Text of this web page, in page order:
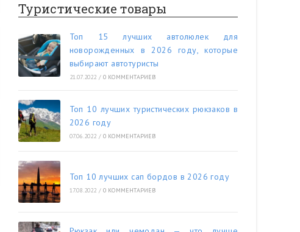
Туристические товары
Топ 15 лучших автолюлек для
новорожденных в 2026 году, которые
выбирают автотуристы
21.07.2022 / 0 КОММЕНТАРИЕВ
Топ 10 лучших туристических рюкзаков в
2026 году
07.06.2022 / 0 КОММЕНТАРИЕВ
Топ 10 лучших сап бордов в 2026 году
17.08.2022 / 0 КОММЕНТАРИЕВ